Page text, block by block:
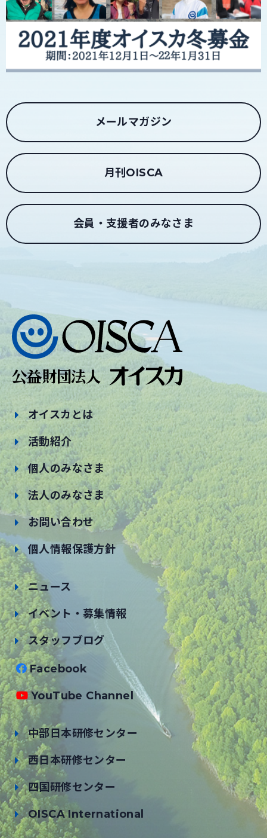
メールマガジン
月刊OISCA
会員・支援者のみなさま
オイスカとは
活動紹介
個人のみなさま
法人のみなさま
お問い合わせ
個人情報保護方針
ニュース
イベント・募集情報
スタッフブログ
Facebook
YouTube Channel
中部日本研修センター
西日本研修センター
四国研修センター
OISCA International